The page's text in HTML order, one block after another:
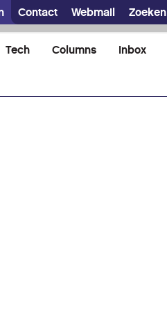
Contact Webmail Zoeken
Tech Columns Inbox